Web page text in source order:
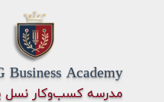
​مدرسه کسب‌وکار نسل
Business Academy